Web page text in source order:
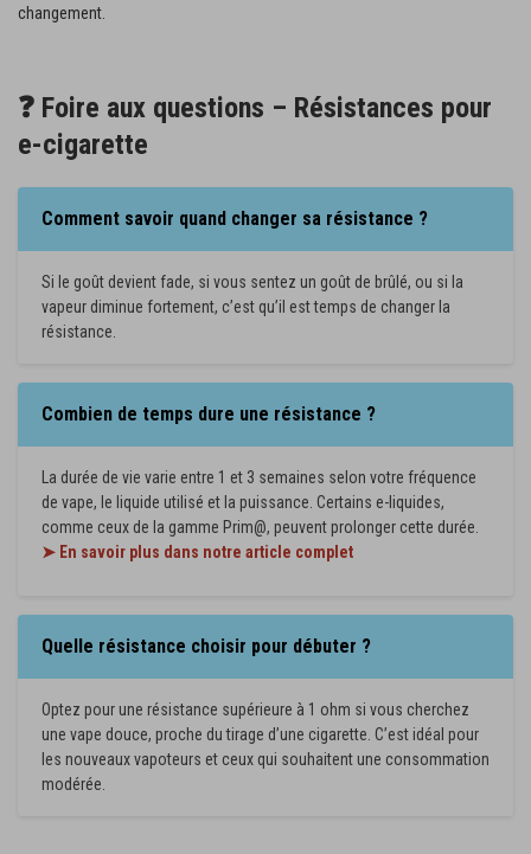
changement.
❓ Foire aux questions – Résistances pour
e-cigarette
Comment savoir quand changer sa résistance ?
Si le goût devient fade, si vous sentez un goût de brûlé, ou si la
vapeur diminue fortement, c’est qu’il est temps de changer la
résistance.
Combien de temps dure une résistance ?
La durée de vie varie entre 1 et 3 semaines selon votre fréquence
de vape, le liquide utilisé et la puissance. Certains e-liquides,
comme ceux de la gamme Prim@, peuvent prolonger cette durée.
➤ En savoir plus dans notre article complet
Quelle résistance choisir pour débuter ?
Optez pour une résistance supérieure à 1 ohm si vous cherchez
une vape douce, proche du tirage d’une cigarette. C’est idéal pour
les nouveaux vapoteurs et ceux qui souhaitent une consommation
modérée.